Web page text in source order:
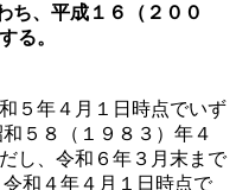
ち、平成１６（２００
る。
５年４月１日時点でいず
５８（１９８３）年４
し、令和６年３月末まで
和４年４月１日時点で